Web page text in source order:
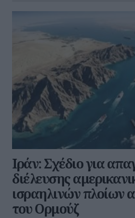
Ιράν: Σχέδιο για
διέλευσης
ισραηλινών πλοίων
του Ορμούζ